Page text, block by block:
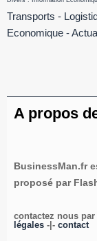
Transports -
Economique -
A propos
BusinessMan.fr
proposé par
contactez nous
légales -|- contact